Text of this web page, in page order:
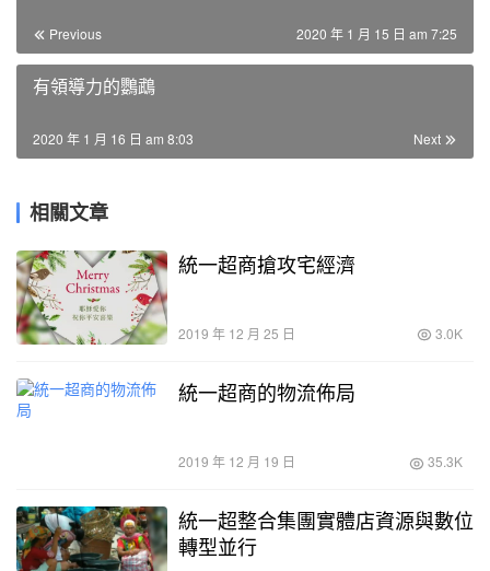
Previous 2020 年 1 月 15 日 am 7:25
有領導力的鸚鵡
Next
2020 年 1 月 16 日 am 8:03
相關文章
統一超商搶攻宅經濟
2019 年 12 月 25 日 3.0K
統一超商的物流佈局
2019 年 12 月 19 日 35.3K
統一超整合集團實體店資源與數位
轉型並行